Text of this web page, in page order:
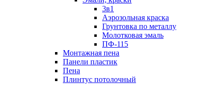
3в1
Аэрозольная краска
Грунтовка по металлу
Молотковая эмаль
ПФ-115
Монтажная пена
Панели пластик
Пена
Плинтус потолочный